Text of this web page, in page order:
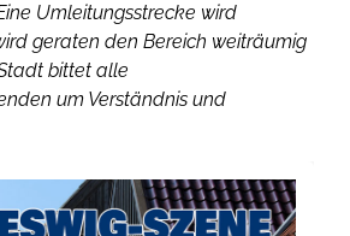
Umleitungsstrecke wird
geraten den Bereich weiträumig
bittet alle
um Verständnis und